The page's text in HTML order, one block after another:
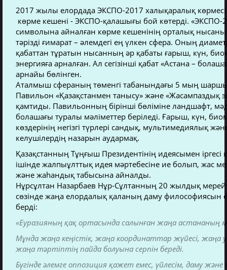
2017 жылы елордада ЭКСПО-2017 халықаралық көрмесі
көрме кешені - ЭКСПО-қалашығы бой көтерді. «ЭКСПО-
символына айналған көрме кешенінің орталық
тәрізді ғимарат – әлемдегі ең үлкен сфера. Оның
қабаттан тұратын нысанның әр қабаты ғарыш, күн,
энергияға арналған. Ал сегізінші қабат «Астана –
арнайы бөлінген.
Аталмыш сфераның төменгі табанындағы 5 мың
Павильон «Қазақстанмен танысу» және «Жасампаздық
қамтиды. Павильонның бірінші бөліміне ландшафт,
болашағы туралы мәліметтер беріледі. Ғарыш, күн,
көздерінің негізгі түрлері сандық, мультимедиялық
келушілердің назарын аудармақ.
Қазақстанның Тұңғыш Президентінің идеясымен
ішінде жалпыұлттық идея мәртебесіне ие болып, жас
және жаhандық табысына айналды.
Нұрсұлтан Назарбаев Нұр-Сұлтанның 20 жылдық
сөзінде жаңа елордалық қаланың даму философиясын
берді:
«Еуразияның қақ ортасында салынған жаңа астананың
Мұнда жаңа кеңістік, жаңа координаттар жүйесі,
жаңа тәртіптің пайда болуына серпін береді.
Бүгінде әлемге оппозиция қажет емес, үйлесім, даму